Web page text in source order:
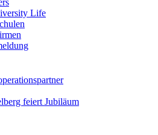
Life
feiert Jubiläum